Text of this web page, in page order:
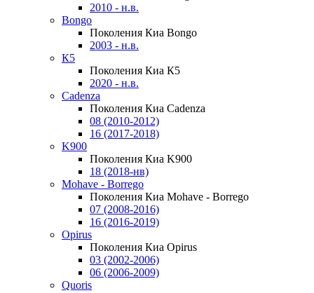
2010 - н.в.
Bongo
Поколения Киа Bongo
2003 - н.в.
К5
Поколения Киа К5
2020 - н.в.
Cadenza
Поколения Киа Cadenza
08 (2010-2012)
16 (2017-2018)
K900
Поколения Киа K900
18 (2018-нв)
Mohave - Borrego
Поколения Киа Mohave - Borrego
07 (2008-2016)
16 (2016-2019)
Opirus
Поколения Киа Opirus
03 (2002-2006)
06 (2006-2009)
Quoris